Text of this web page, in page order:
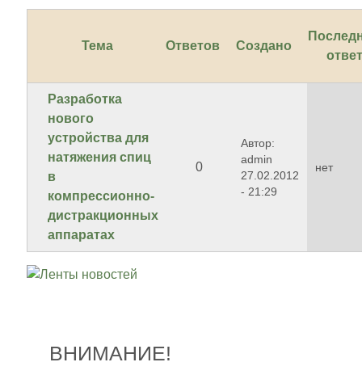
Тема Ответов Создано
ответ
Разработка
нового
устройства для
натяжения спиц
в
компрессионно-
дистракционных
аппаратах
0
Автор:
admin
27.02.2012
- 21:29
нет
ВНИМАНИЕ!